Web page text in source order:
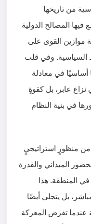
من تاريخها
المصالح الدولية
موازين القوى على
السياسية. وفي قلب
أساسيًا في معادلة
نزاع عابر، بل كقوةٍ
في بنية النظام
من منظورٍ استراتيجيٍ
الميداني والقدرة
المنطقة. هذا
بل يتجلى أيضًا
عندما تفرض المعركة